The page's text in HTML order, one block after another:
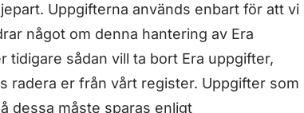
Uppgifterna används enbart för att vi
något om denna hantering av Era
tidigare sådan vill ta bort Era uppgifter,
radera er från vårt register. Uppgifter som
dessa måste sparas enligt